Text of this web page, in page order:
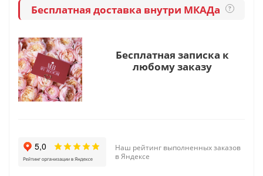
Бесплатная доставка внутри МКАДа ?
Бесплатная записка к
любому заказу
Наш рейтинг выполненных заказов
в Яндексе